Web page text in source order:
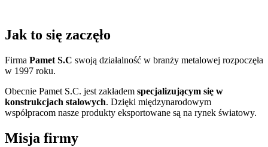
Jak to się zaczęło
Firma Pamet S.C swoją działalność w branży metalowej rozpoczęła
w 1997 roku.
Obecnie Pamet S.C. jest zakładem specjalizującym się w
konstrukcjach stalowych. Dzięki międzynarodowym
współpracom nasze produkty eksportowane są na rynek światowy.
Misja firmy